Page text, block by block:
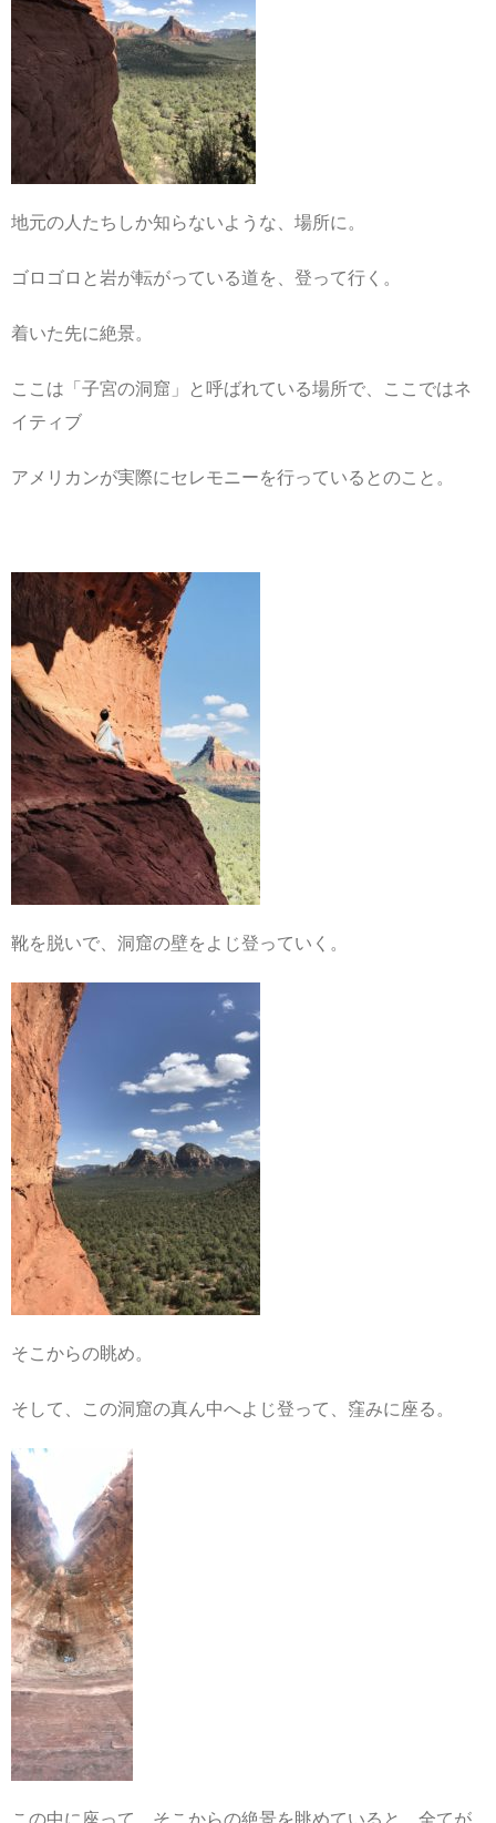
地元の人たちしか知らないような、場所に。
ゴロゴロと岩が転がっている道を、登って行く。
着いた先に絶景。
ここは「子宮の洞窟」と呼ばれている場所で、ここではネ
イティブ
アメリカンが実際にセレモニーを行っているとのこと。
靴を脱いで、洞窟の壁をよじ登っていく。
そこからの眺め。
そして、この洞窟の真ん中へよじ登って、窪みに座る。
この中に座って、そこからの絶景を眺めていると、全てが